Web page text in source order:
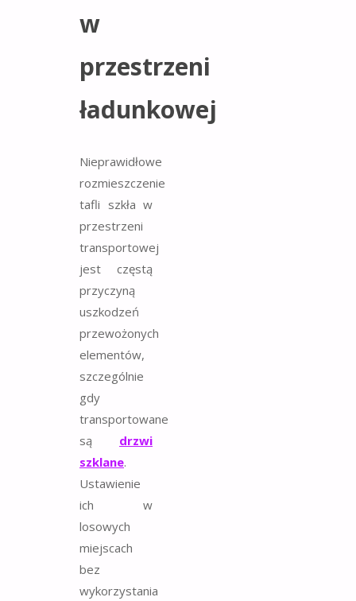
w
przestrzeni
ładunkowej
Nieprawidłowe
rozmieszczenie
tafli szkła w
przestrzeni
transportowej
jest częstą
przyczyną
uszkodzeń
przewożonych
elementów,
szczególnie
gdy
transportowane
są drzwi
szklane.
Ustawienie
ich w
losowych
miejscach
bez
wykorzystania